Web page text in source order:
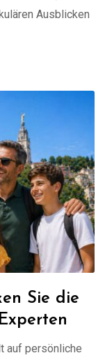
Ausblicken
Sie eine
…
Sie die
auf persönliche